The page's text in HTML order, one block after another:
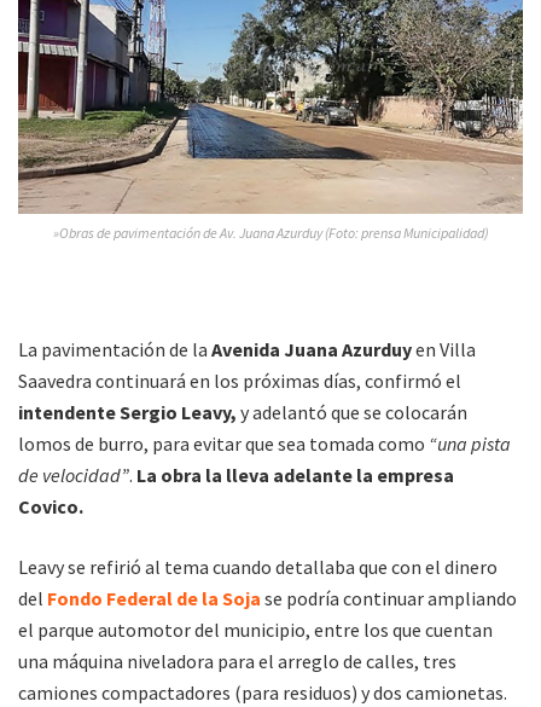
»Obras de pavimentación de Av. Juana Azurduy (Foto: prensa Municipalidad)
La pavimentación de la Avenida Juana Azurduyen Villa
Saavedra continuará en los próximas días, confirmó el
intendente Sergio Leavy, y adelantó que se colocarán
lomos de burro, para evitar que sea tomada como “una pista
de velocidad”. La obra la lleva adelante la empresa
Covico.
Leavy se refirió al tema cuando detallaba que con el dinero
del Fondo Federal de la Soja se podría continuar ampliando
el parque automotor del municipio, entre los que cuentan
una máquina niveladora para el arreglo de calles, tres
camiones compactadores (para residuos) y dos camionetas.